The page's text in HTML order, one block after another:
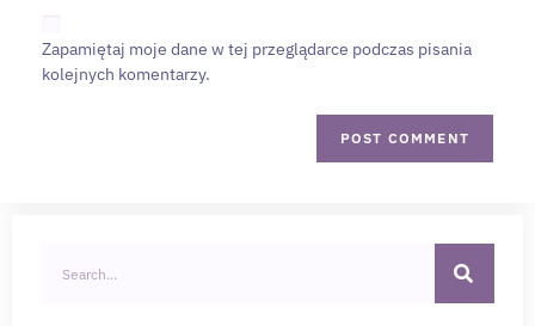
Zapamiętaj moje dane w tej przeglądarce podczas pisania
kolejnych komentarzy.